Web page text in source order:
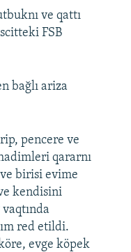
ve qattı
FSB
bağlı ariza
pencere ve
qararnı
birisi evime
kendisini
red etildi.
evge köpek